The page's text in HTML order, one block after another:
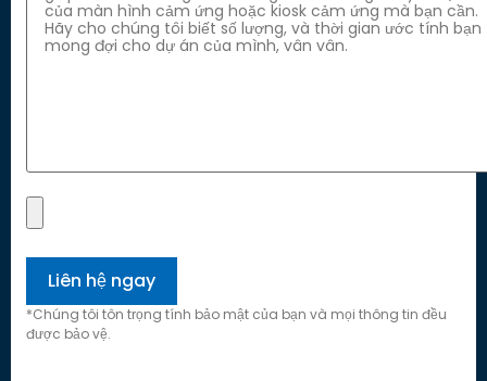
*Chúng tôi tôn trọng tính bảo mật của bạn và mọi thông tin đều
được bảo vệ.